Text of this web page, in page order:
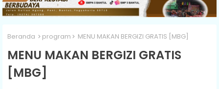
Beranda program MENU MAKAN BERGIZI GRATIS [MBG]
MENU MAKAN BERGIZI GRATIS
[MBG]